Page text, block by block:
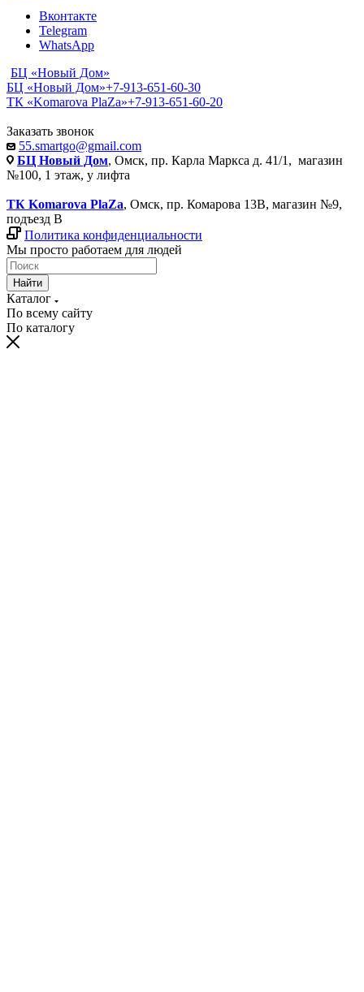
Вконтакте
Telegram
WhatsApp
БЦ «Новый Дом»
БЦ «Новый Дом»+7-913-651-60-30
ТК «Komarova PlaZa»+7-913-651-60-20
Заказать звонок
55.smartgo@gmail.com
БЦ Новый Дом, Омск, пр. Карла Маркса д. 41/1, магазин
№100, 1 этаж, у лифта
ТК Komarova PlaZa, Омск, пр. Комарова 13В, магазин №9,
подъезд В
Политика конфиденциальности
Мы просто работаем для людей
Найти
Каталог
По всему сайту
По каталогу